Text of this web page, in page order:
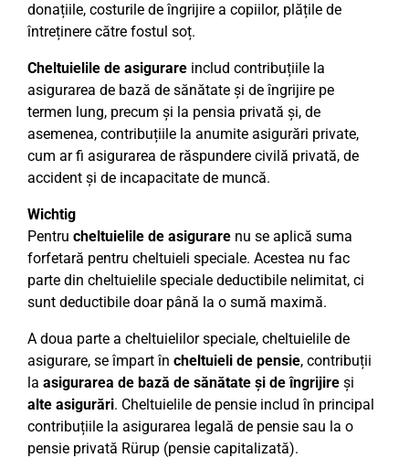
donațiile, costurile de îngrijire a copiilor, plățile de
întreținere către fostul soț.
Cheltuielile de asigurare includ contribuțiile la
asigurarea de bază de sănătate și de îngrijire pe
termen lung, precum și la pensia privată și, de
asemenea, contribuțiile la anumite asigurări private,
cum ar fi asigurarea de răspundere civilă privată, de
accident și de incapacitate de muncă.
Wichtig
Pentru cheltuielile de asigurare nu se aplică suma
forfetară pentru cheltuieli speciale. Acestea nu fac
parte din cheltuielile speciale deductibile nelimitat, ci
sunt deductibile doar până la o sumă maximă.
A doua parte a cheltuielilor speciale, cheltuielile de
asigurare, se împart în cheltuieli de pensie, contribuții
la asigurarea de bază de sănătate și de îngrijire și
alte asigurări. Cheltuielile de pensie includ în principal
contribuțiile la asigurarea legală de pensie sau la o
pensie privată Rürup (pensie capitalizată).